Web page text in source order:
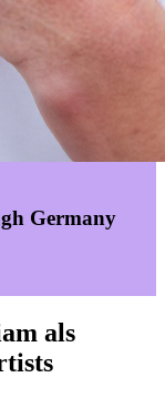
Germany
als